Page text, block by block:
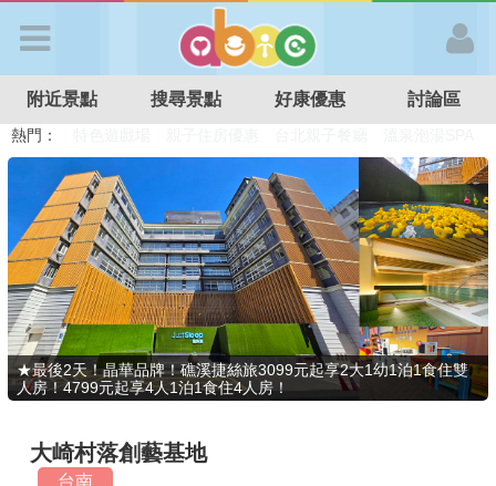
APP登入
首 頁
搜尋景點
好康優惠
最新消息
最新留言
附近景點 搜尋景點 好康優惠 討論區
熱門：
特色遊戲場
親子住房優惠 台北親子餐廳 溫泉泡湯SPA
★最後2天！晶華品牌！礁溪捷絲旅3099元起享2大1幼1泊1食住雙
人房！4799元起享4人1泊1食住4人房！
大崎村落創藝基地
台南